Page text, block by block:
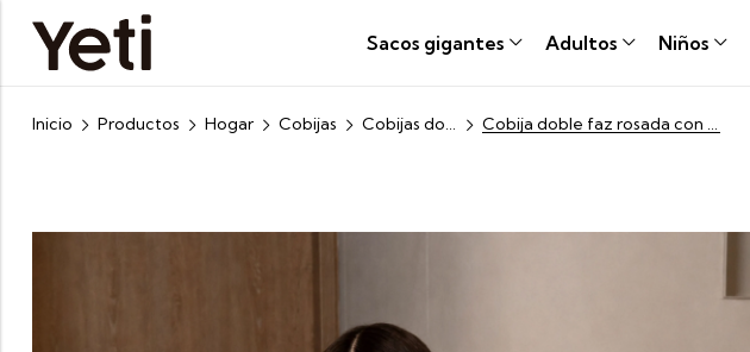
Sacos gigantes Adultos Niños
Inicio Productos Hogar Cobijas Cobijas doble faz Cobija doble faz rosada con beige